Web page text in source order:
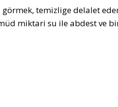
temizlige delalet
miktari su ile abdest ve